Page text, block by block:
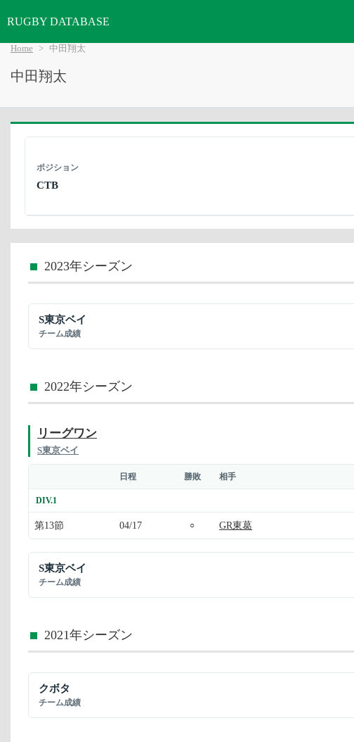
RUGBY DATABASE
Home 中田翔太
中田翔太
ポジション
CTB
2023年シーズン
S東京ベイ
チーム成績
2022年シーズン
リーグワン
S東京ベイ
日程 勝敗 相手
DIV.1
第13節 04/17 ○ GR東葛
S東京ベイ
チーム成績
2021年シーズン
クボタ
チーム成績